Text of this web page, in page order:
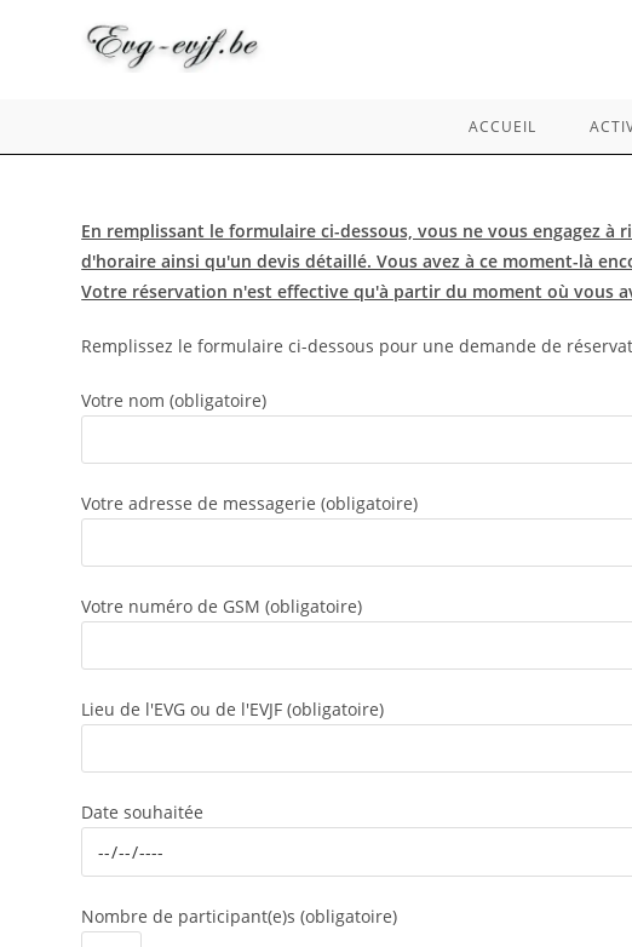
ACCUEIL
En remplissant le formulaire ci-dessous, vous ne vous engagez
d'horaire ainsi qu'un devis détaillé. Vous avez à ce moment-là
Votre réservation n'est effective qu'à partir du moment où vous
Remplissez le formulaire ci-dessous pour une demande de
Votre nom (obligatoire)
Votre adresse de messagerie (obligatoire)
Votre numéro de GSM (obligatoire)
Lieu de l'EVG ou de l'EVJF (obligatoire)
Date souhaitée
Nombre de participant(e)s (obligatoire)